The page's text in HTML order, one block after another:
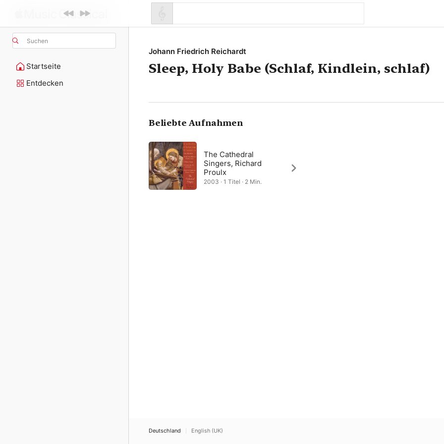
Suchen
Startseite
Entdecken
Johann Friedrich Reichardt
Sleep, Holy Babe (Schlaf, Kindlein, schlaf)
Beliebte Aufnahmen
The Cathedral
Singers, Richard
Proulx
2003 · 1 Titel · 2 Min.
Deutschland English (UK)